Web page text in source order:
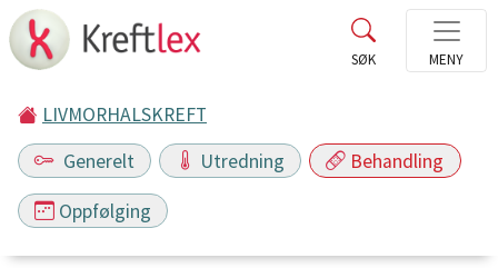
LIVMORHALSKREFT
Generelt
Utredning Behandling
Oppfølging